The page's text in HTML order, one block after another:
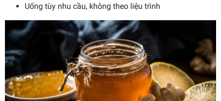
Uống tùy nhu cầu, không theo liệu trình